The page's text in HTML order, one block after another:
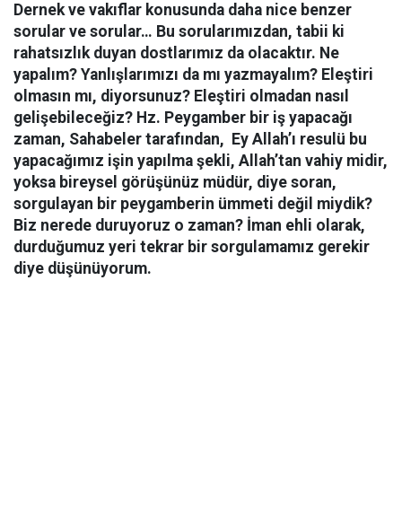
Dernek ve vakıflar konusunda daha nice benzer
sorular ve sorular… Bu sorularımızdan, tabii ki
rahatsızlık duyan dostlarımız da olacaktır. Ne
yapalım? Yanlışlarımızı da mı yazmayalım? Eleştiri
olmasın mı, diyorsunuz? Eleştiri olmadan nasıl
gelişebileceğiz? Hz. Peygamber bir iş yapacağı
zaman, Sahabeler tarafından, Ey Allah’ı resulü bu
yapacağımız işin yapılma şekli, Allah’tan vahiy midir,
yoksa bireysel görüşünüz müdür, diye soran,
sorgulayan bir peygamberin ümmeti değil miydik?
Biz nerede duruyoruz o zaman? İman ehli olarak,
durduğumuz yeri tekrar bir sorgulamamız gerekir
diye düşünüyorum.